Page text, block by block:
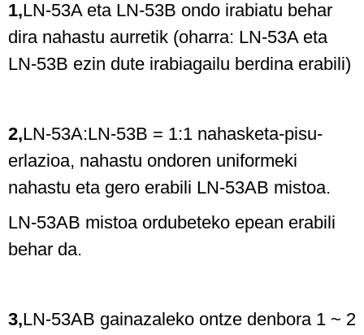
1,LN-53A eta LN-53B ondo irabiatu behar
dira nahastu aurretik (oharra: LN-53A eta
LN-53B ezin dute irabiagailu berdina erabili)
2,LN-53A:LN-53B = 1:1 nahasketa-pisu-
erlazioa, nahastu ondoren uniformeki
nahastu eta gero erabili LN-53AB mistoa.
LN-53AB mistoa ordubeteko epean erabili
behar da.
3,LN-53AB gainazaleko ontze denbora 1 ~ 2